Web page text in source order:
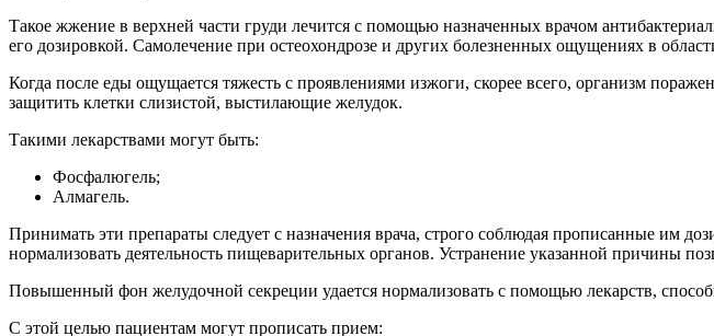
Такое жжение в верхней части груди лечится с помощью назначенных врачом
его дозировкой. Самолечение при остеохондрозе и других болезненных ощущениях в
Когда после еды ощущается тяжесть с проявлениями изжоги, скорее всего, организм
защитить клетки слизистой, выстилающие желудок.
Такими лекарствами могут быть:
Фосфалюгель;
Алмагель.
Принимать эти препараты следует с назначения врача, строго соблюдая прописанные им
нормализовать деятельность пищеварительных органов. Устранение указанной причины
Повышенный фон желудочной секреции удается нормализовать с помощью лекарств,
С этой целью пациентам могут прописать прием: